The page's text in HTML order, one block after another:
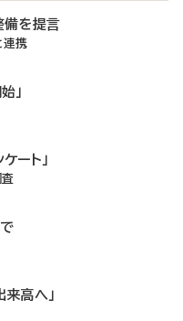
備を提言
連携
」
ート」
査
高へ」